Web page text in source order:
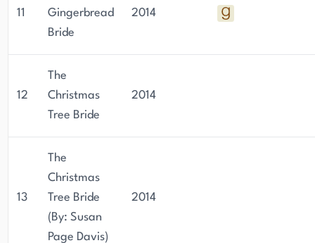
11
Gingerbread
Bride
2014
12
The
Christmas
Tree Bride
2014
13
The
Christmas
Tree Bride
(By: Susan
Page Davis)
2014